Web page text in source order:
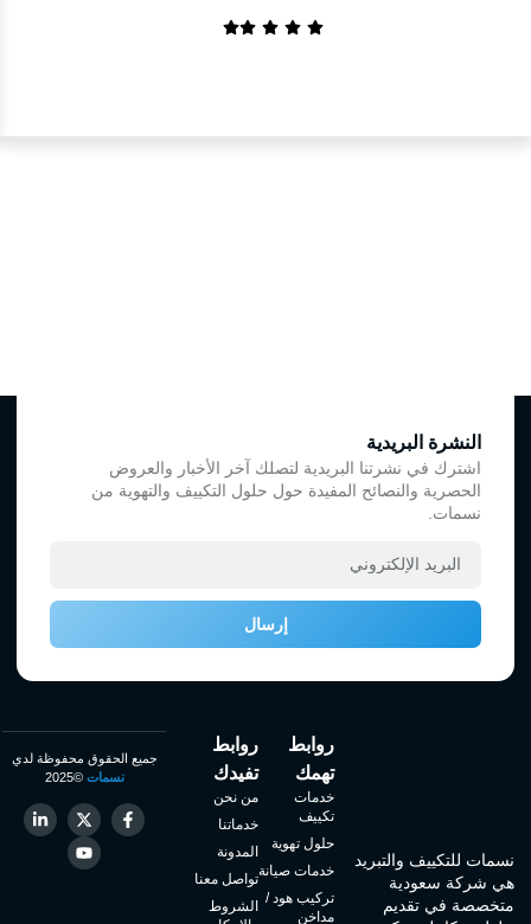
نسمات للتكييف والتبريد
هي شركة سعودية
متخصصة في تقديم
روابط
تهمك
خدمات
تكييف
حلول تهوية
خدمات صيانة
تركيب هود /
مداخن
روابط
تفيدك
من نحن
خدماتنا
المدونة
تواصل معنا
الشروط
جميع الحقوق محفوظة لدي
نسمات©2025
النشرة البريدية
اشترك في نشرتنا البريدية لتصلك آخر الأخبار والعروض
الحصرية والنصائح المفيدة حول حلول التكييف والتهوية من
نسمات.
إرسال